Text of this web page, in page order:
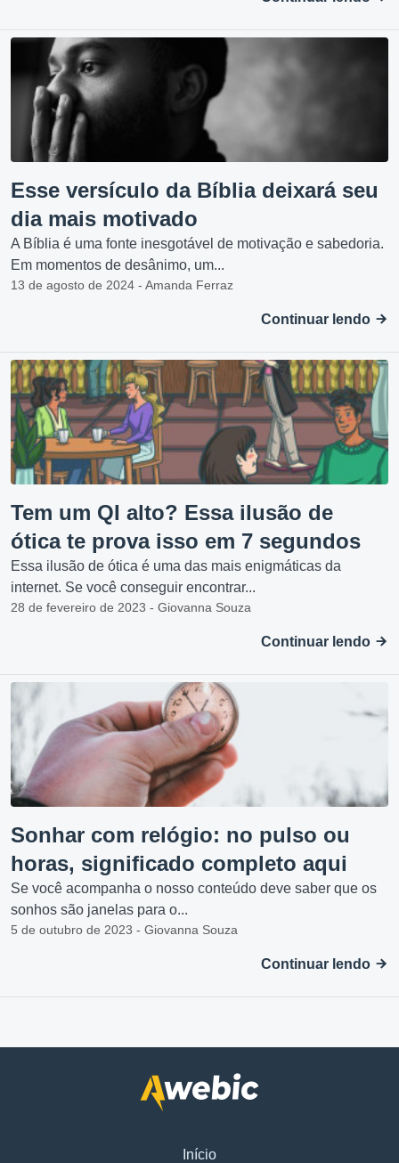
Esse versículo da Bíblia deixará seu
dia mais motivado
A Bíblia é uma fonte inesgotável de motivação e sabedoria.
Em momentos de desânimo, um...
13 de agosto de 2024 - Amanda Ferraz
Continuar lendo
Tem um QI alto? Essa ilusão de
ótica te prova isso em 7 segundos
Essa ilusão de ótica é uma das mais enigmáticas da
internet. Se você conseguir encontrar...
28 de fevereiro de 2023 - Giovanna Souza
Continuar lendo
Sonhar com relógio: no pulso ou
horas, significado completo aqui
Se você acompanha o nosso conteúdo deve saber que os
sonhos são janelas para o...
5 de outubro de 2023 - Giovanna Souza
Continuar lendo
Início